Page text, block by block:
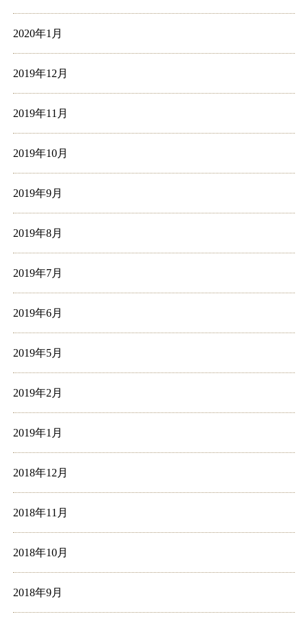
2020年1月
2019年12月
2019年11月
2019年10月
2019年9月
2019年8月
2019年7月
2019年6月
2019年5月
2019年2月
2019年1月
2018年12月
2018年11月
2018年10月
2018年9月